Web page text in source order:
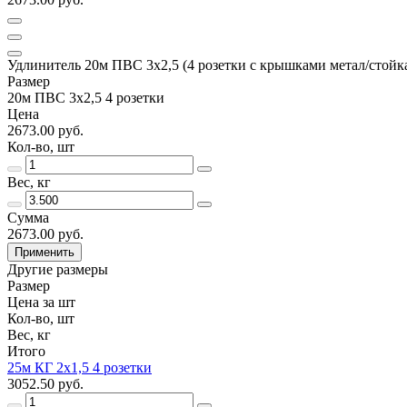
Удлинитель 20м ПВС 3х2,5 (4 розетки с крышками метал/
Размер
20м ПВС 3х2,5 4 розетки
Цена
2673.00 руб.
Кол-во, шт
Вес, кг
Сумма
2673.00 руб.
Применить
Другие размеры
Размер
Цена за шт
Кол-во, шт
Вес, кг
Итого
25м КГ 2х1,5 4 розетки
3052.50 руб.